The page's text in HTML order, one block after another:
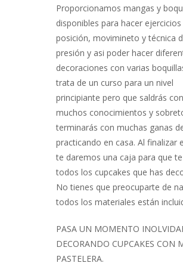
Proporcionamos mangas y
disponibles para hacer ejercicios
posición, movimineto y técnica
presión y asi poder hacer
decoraciones con varias
trata de un curso para un nivel
principiante pero que saldrás con
muchos conocimientos y
terminarás con muchas ganas
practicando en casa. Al finalizar
te daremos una caja para que
todos los cupcakes que has
No tienes que preocuparte de
todos los materiales están
PASA UN MOMENTO
DECORANDO CUPCAKES CON
PASTELERA.